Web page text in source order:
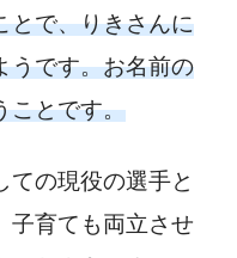
とで、りきさんに
うです。お名前の
ことです。
ての現役の選手と
子育ても両立させ